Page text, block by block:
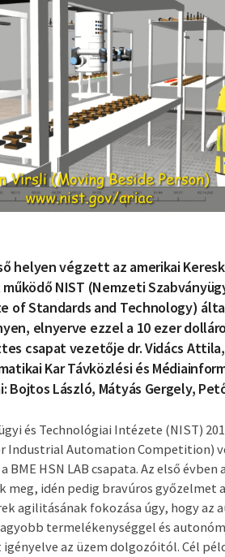
helyen végzett az amerikai
NIST (Nemzeti
of Standards and Technology)
elnyerve ezzel a 10 ezer
csapat vezetője dr. Vidács Attila,
Kar Távközlési és
Bojtos László, Mátyás Gergely,
és Technológiai Intézete (NIST)
Industrial Automation Competition)
BME HSN LAB csapata. Az első évben
meg, idén pedig bravúros győzelmet
agilitásának fokozása úgy, hogy az
termelékenységgel és
az üzem dolgozóitól. Cél